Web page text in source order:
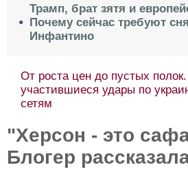
Трамп, брат зятя и
Почему сейчас требуют
Инфантино
От роста цен до пустых
участившиеся удары по
сетям
"Херсон - это
Блогер